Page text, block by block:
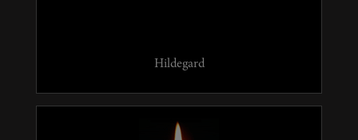
Hildegard